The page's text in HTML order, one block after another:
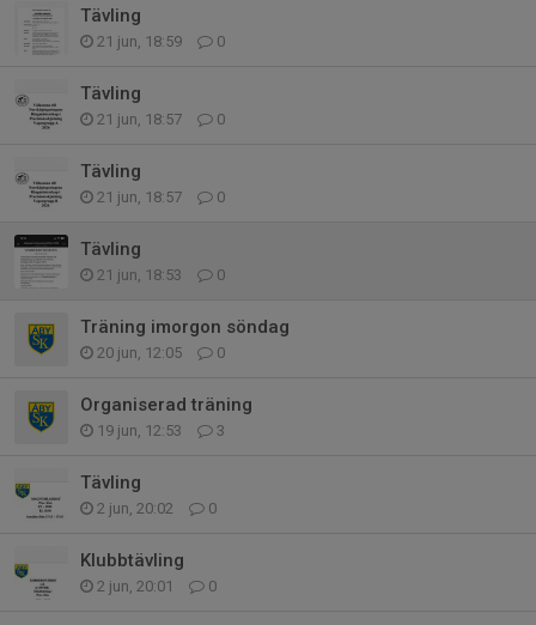
Tävling
21 jun, 18:59 0
Tävling
21 jun, 18:57 0
Tävling
21 jun, 18:57 0
Tävling
21 jun, 18:53 0
Träning imorgon söndag
20 jun, 12:05 0
Organiserad träning
19 jun, 12:53 3
Tävling
2 jun, 20:02 0
Klubbtävling
2 jun, 20:01 0